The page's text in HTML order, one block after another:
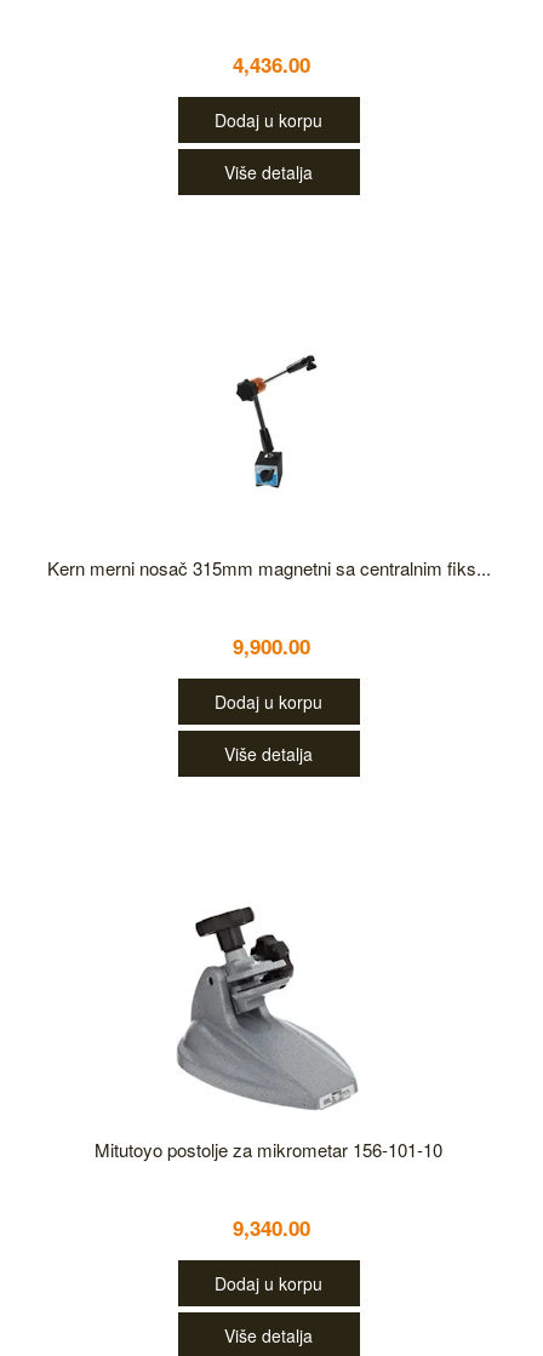
4,436.00
Dodaj u korpu
Više detalja
Kern merni nosač 315mm magnetni sa centralnim fiks...
9,900.00
Dodaj u korpu
Više detalja
Mitutoyo postolje za mikrometar 156-101-10
9,340.00
Dodaj u korpu
Više detalja